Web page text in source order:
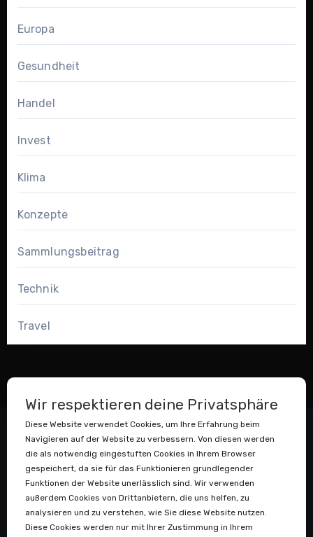
Europa
Gesundheit
Handel
Invest
Klima
Konzepte
Sammlungsbeitrag
Technik
Travel
Datenstaubsauger
Wir respektieren deine Privatsphäre
Diese Website verwendet Cookies, um Ihre Erfahrung beim
Navigieren auf der Website zu verbessern. Von diesen werden
die als notwendig eingestuften Cookies in Ihrem Browser
gespeichert, da sie für das Funktionieren grundlegender
Funktionen der Website unerlässlich sind. Wir verwenden
außerdem Cookies von Drittanbietern, die uns helfen, zu
analysieren und zu verstehen, wie Sie diese Website nutzen.
Diese Cookies werden nur mit Ihrer Zustimmung in Ihrem